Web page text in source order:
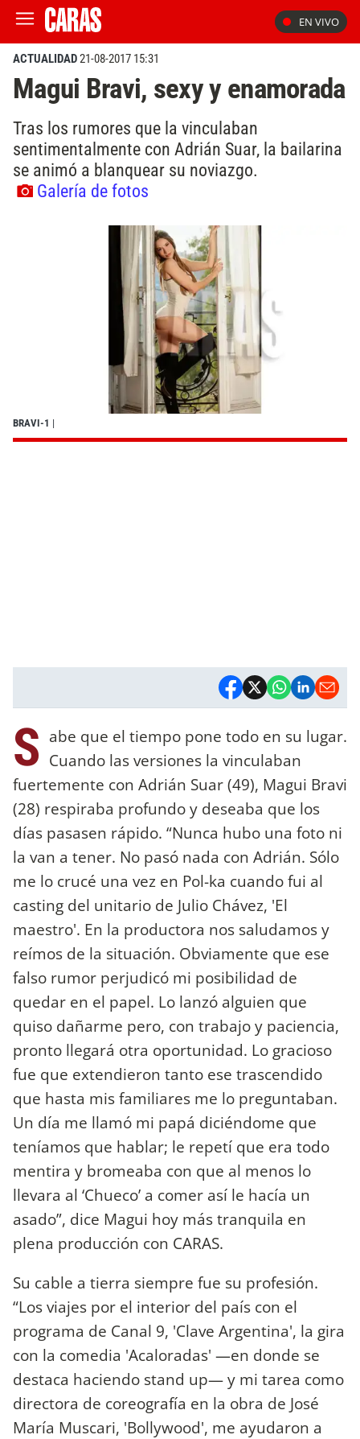
EN VIVO
ACTUALIDAD21-08-2017 15:31
Magui Bravi, sexy y enamorada
Tras los rumores que la vinculaban
sentimentalmente con Adrián Suar, la bailarina
se animó a blanquear su noviazgo.
Galería de fotos
BRAVI-1 |
S abe que el tiempo pone todo en su lugar.
Cuando las versiones la vinculaban
fuertemente con Adrián Suar (49), Magui Bravi
(28) respiraba profundo y deseaba que los
días pasasen rápido. “Nunca hubo una foto ni
la van a tener. No pasó nada con Adrián. Sólo
me lo crucé una vez en Pol-ka cuando fui al
casting del unitario de Julio Chávez, 'El
maestro'. En la productora nos saludamos y
reímos de la situación. Obviamente que ese
falso rumor perjudicó mi posibilidad de
quedar en el papel. Lo lanzó alguien que
quiso dañarme pero, con trabajo y paciencia,
pronto llegará otra oportunidad. Lo gracioso
fue que extendieron tanto ese trascendido
que hasta mis familiares me lo preguntaban.
Un día me llamó mi papá diciéndome que
teníamos que hablar; le repetí que era todo
mentira y bromeaba con que al menos lo
llevara al ‘Chueco’ a comer así le hacía un
asado”, dice Magui hoy más tranquila en
plena producción con CARAS.
Su cable a tierra siempre fue su profesión.
“Los viajes por el interior del país con el
programa de Canal 9, 'Clave Argentina', la gira
con la comedia 'Acaloradas' —en donde se
destaca haciendo stand up— y mi tarea como
directora de coreografía en la obra de José
María Muscari, 'Bollywood', me ayudaron a